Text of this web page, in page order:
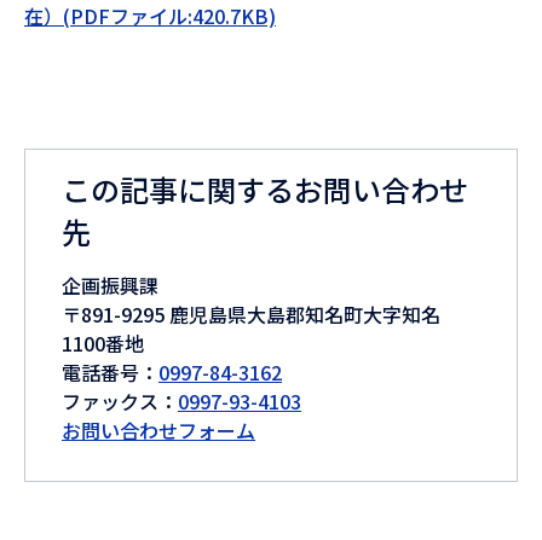
在）(PDFファイル:420.7KB)
この記事に関するお問い合わせ
先
企画振興課
〒891-9295 鹿児島県大島郡知名町大字知名
1100番地
電話番号： 0997-84-3162
ファックス： 0997-93-4103
お問い合わせフォーム